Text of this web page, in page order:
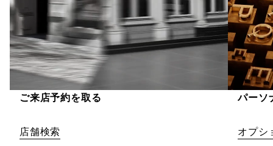
ご来店予約を取る
店舗検索
パーソ
オプシ